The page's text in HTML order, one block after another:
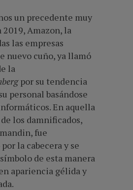
un precedente muy
2019, Amazon, la
las empresas
nuevo cuño, ya llamó
la
por su tendencia
personal basándose
. En aquella
los damnificados,
fue
la cabecera y se
de esta manera
apariencia gélida y